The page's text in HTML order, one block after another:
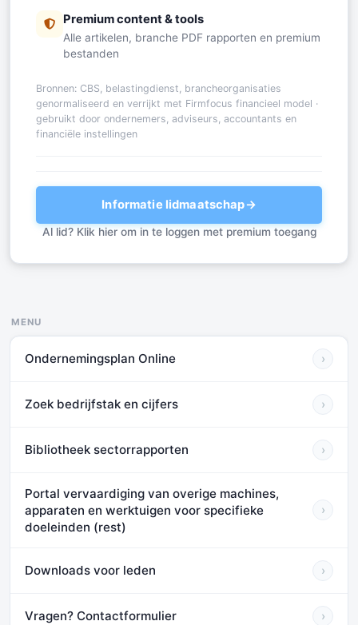
Premium content & tools
Alle artikelen, branche PDF rapporten en premium
bestanden
Bronnen: CBS, belastingdienst, brancheorganisaties
genormaliseerd en verrijkt met Firmfocus financieel model ·
gebruikt door ondernemers, adviseurs, accountants en
financiële instellingen
Informatie lidmaatschap→
Al lid? Klik hier om in te loggen met premium toegang
MENU
Ondernemingsplan Online ›
Zoek bedrijfstak en cijfers ›
Bibliotheek sectorrapporten ›
Portal vervaardiging van overige machines,
apparaten en werktuigen voor specifieke
doeleinden (rest)
›
Downloads voor leden ›
Vragen? Contactformulier ›